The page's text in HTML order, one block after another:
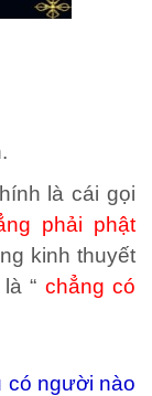
là cái gọi
phải phật
kinh thuyết
“ chẳng có
có người nào